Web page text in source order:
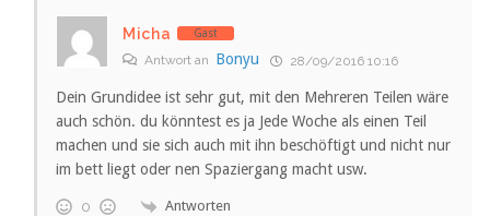
Micha Gast
Antwort an Bonyu 28/09/2016 10:16
Dein Grundidee ist sehr gut, mit den Mehreren Teilen wäre
auch schön. du könntest es ja Jede Woche als einen Teil
machen und sie sich auch mit ihn beschöftigt und nicht nur
im bett liegt oder nen Spaziergang macht usw.
0 Antworten